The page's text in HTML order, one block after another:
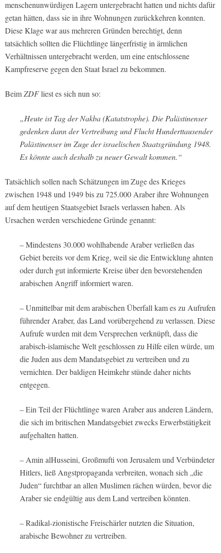
menschenunwürdigen Lagern untergebracht hatten und nichts dafür
getan hätten, dass sie in ihre Wohnungen zurückkehren konnten.
Diese Klage war aus mehreren Gründen berechtigt, denn
tatsächlich sollten die Flüchtlinge längerfristig in ärmlichen
Verhältnissen untergebracht werden, um eine entschlossene
Kampfreserve gegen den Staat Israel zu bekommen.
BeimZDFliest es sich nun so:
„Heute ist Tag der Nakba (Katatstrophe). Die Palästinenser
gedenken dann der Vertreibung und Flucht Hunderttausender
Palästinenser im Zuge der israelischen Staatsgründung 1948.
Es könnte auch deshalb zu neuer Gewalt kommen.“
Tatsächlich sollen nach Schätzungen im Zuge des Krieges
zwischen 1948 und 1949 bis zu 725.000 Araber ihre Wohnungen
auf dem heutigen Staatsgebiet Israels verlassen haben. Als
Ursachen werden verschiedene Gründe genannt:
– Mindestens 30.000 wohlhabende Araber verließen das
Gebiet bereits vor dem Krieg, weil sie die Entwicklung ahnten
oder durch gut informierte Kreise über den bevorstehenden
arabischen Angriff informiert waren.
– Unmittelbar mit dem arabischen Überfall kam es zu Aufrufen
führender Araber, das Land vorübergehend zu verlassen. Diese
Aufrufe wurden mit dem Versprechen verknüpft, dass die
arabisch-islamische Welt geschlossen zu Hilfe eilen würde, um
die Juden aus dem Mandatsgebiet zu vertreiben und zu
vernichten. Der baldigen Heimkehr stünde daher nichts
entgegen.
– Ein Teil der Flüchtlinge waren Araber aus anderen Ländern,
die sich im britischen Mandatsgebiet zwecks Erwerbstätigkeit
aufgehalten hatten.
– Amin alHusseini, Großmufti von Jerusalem und Verbündeter
Hitlers, ließ Angstpropaganda verbreiten, wonach sich „die
Juden“ furchtbar an allen Muslimen rächen würden, bevor die
Araber sie endgültig aus dem Land vertreiben könnten.
– Radikal-zionistische Freischärler nutzten die Situation,
arabische Bewohner zu vertreiben.